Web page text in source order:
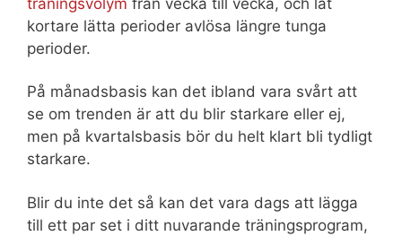
kortare lätta perioder avlösa längre tunga
perioder.
På månadsbasis kan det ibland vara svårt att
se om trenden är att du blir starkare eller ej,
men på kvartalsbasis bör du helt klart bli tydligt
starkare.
Blir du inte det så kan det vara dags att lägga
till ett par set i ditt nuvarande träningsprogram,